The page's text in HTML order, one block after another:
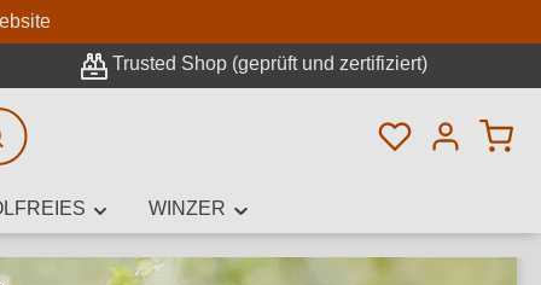
Trusted Shop (geprüft und zertifiziert)
Du hast 0
WINZER
Suche